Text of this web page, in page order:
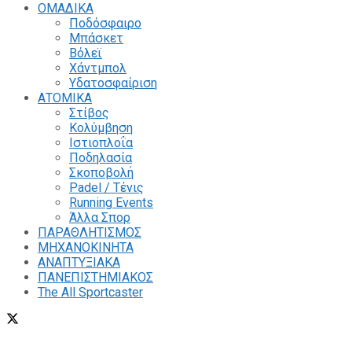
ΟΜΑΔΙΚΑ
Ποδόσφαιρο
Μπάσκετ
Βόλεϊ
Χάντμπολ
Υδατοσφαίριση
ΑΤΟΜΙΚΑ
Στίβος
Κολύμβηση
Ιστιοπλοΐα
Ποδηλασία
Σκοποβολή
Padel / Τένις
Running Events
Άλλα Σπορ
ΠΑΡΑΘΛΗΤΙΣΜΟΣ
ΜΗΧΑΝΟΚΙΝΗΤΑ
ΑΝΑΠΤΥΞΙΑΚΑ
ΠΑΝΕΠΙΣΤΗΜΙΑΚΟΣ
The All Sportcaster